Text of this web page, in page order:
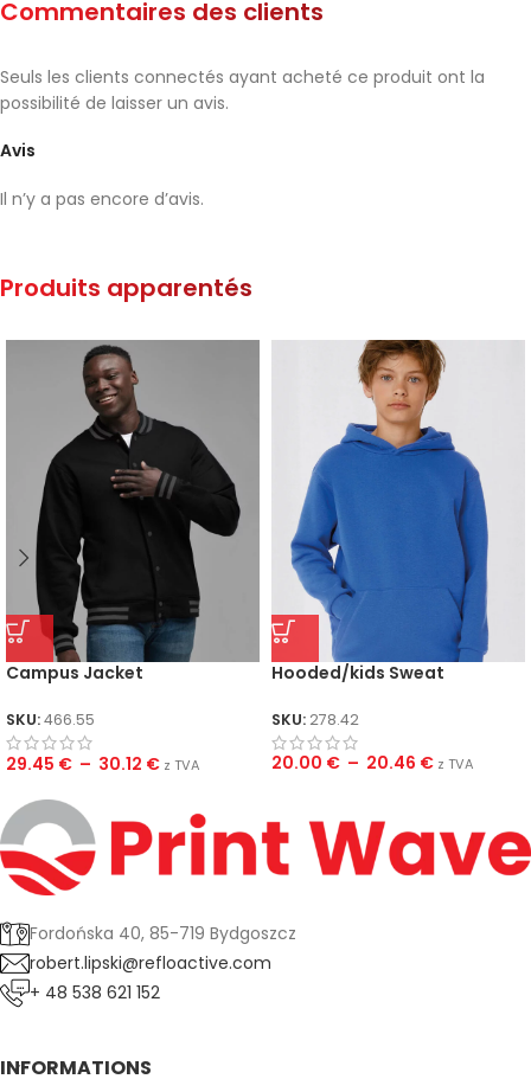
Commentaires des clients
Avis
Il n’y a pas encore d’avis.
Seuls les clients connectés ayant acheté ce produit ont la
possibilité de laisser un avis.
Produits apparentés
Campus Jacket
SKU:466.55
29.45 € – 30.12 € z TVA
Hooded/kids Sweat
SKU: 278.42
20.00 € – 20.46 € z TVA
Fordońska 40, 85-719 Bydgoszcz
robert.lipski@refloactive.com
+ 48 538 621 152
INFORMATIONS